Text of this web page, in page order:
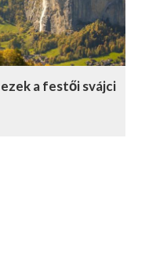
a festői svájci